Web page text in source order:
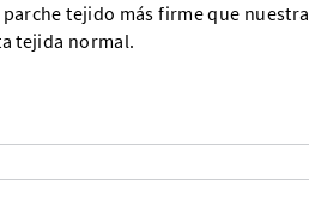
tejido más firme que nuestra
tejida normal.